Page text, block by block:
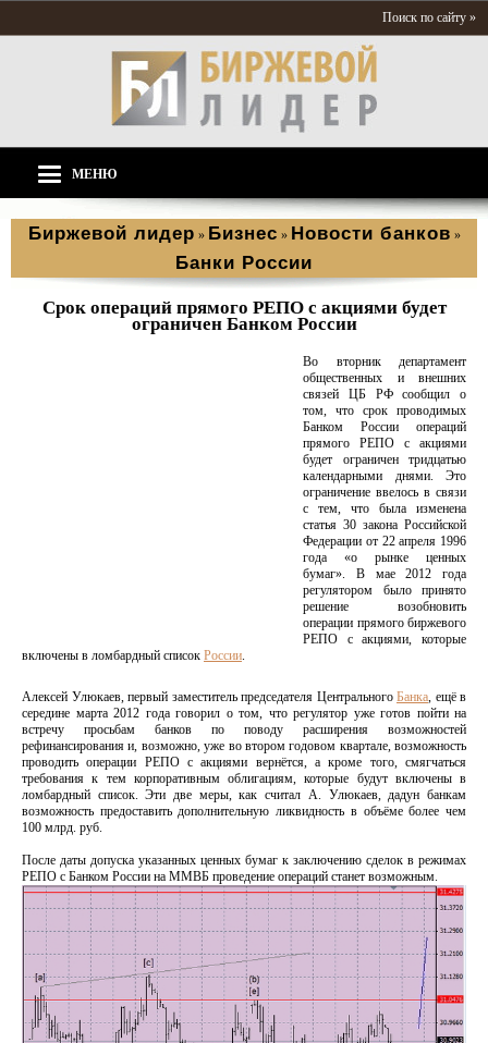
Поиск по сайту »
МЕНЮ
Биржевой лидер » Бизнес » Новости банков »
Банки России
Срок операций прямого РЕПО с акциями будет
ограничен Банком России
Во вторник департамент
общественных и внешних
связей ЦБ РФ сообщил о
том, что срок проводимых
Банком России операций
прямого РЕПО с акциями
будет ограничен тридцатью
календарными днями. Это
ограничение ввелось в связи
с тем, что была изменена
статья 30 закона Российской
Федерации от 22 апреля 1996
года «о рынке ценных
бумаг». В мае 2012 года
регулятором было принято
решение возобновить
операции прямого биржевого
РЕПО с акциями, которые
включены в ломбардный список России.
Алексей Улюкаев, первый заместитель председателя Центрального Банка, ещё в
середине марта 2012 года говорил о том, что регулятор уже готов пойти на
встречу просьбам банков по поводу расширения возможностей
рефинансирования и, возможно, уже во втором годовом квартале, возможность
проводить операции РЕПО с акциями вернётся, а кроме того, смягчаться
требования к тем корпоративным облигациям, которые будут включены в
ломбардный список. Эти две меры, как считал А. Улюкаев, дадун банкам
возможность предоставить дополнительную ликвидность в объёме более чем
100 млрд. руб.
После даты допуска указанных ценных бумаг к заключению сделок в режимах
РЕПО с Банком России на ММВБ проведение операций станет возможным.